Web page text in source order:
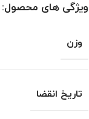
ویژگی های محصول:
وزن
تاریخ انقضا